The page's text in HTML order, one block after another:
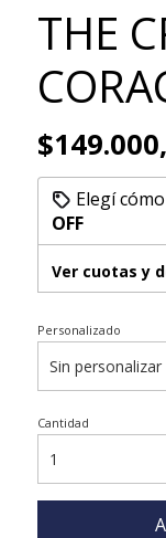
THE
Elegí
OFF
Ver cuotas y
Personalizado
Cantidad